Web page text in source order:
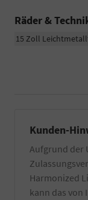
Räder &
15 Zoll
Kunden-
Aufgrund der
Harmonized
kann das von